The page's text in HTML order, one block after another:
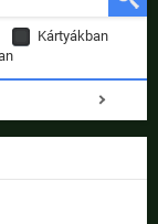
Kártyákban